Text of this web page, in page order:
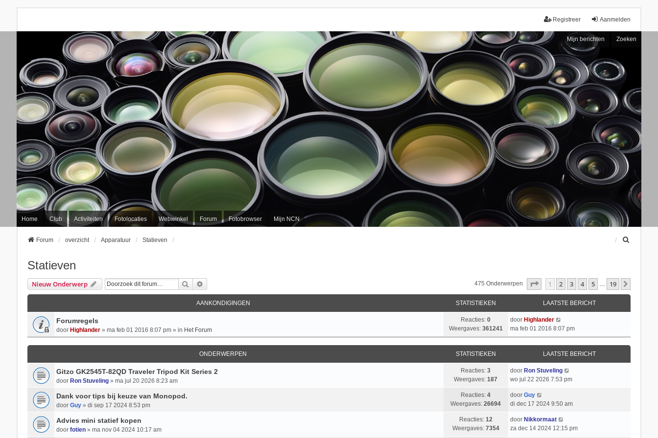
Aanmelden
Registreer
Mijn berichten Zoeken
Home Club Activiteiten Fotolocaties Webwinkel Forum Fotobrowser Mijn NCN
Forum overzicht Apparatuur Statieven
Statieven
Nieuw Onderwerp Zoek 475 Onderwerpen Pagina1 Van 19
1 2 3 4 5 … 19
AANKONDIGINGEN STATISTIEKEN LAATSTE BERICHT
Forumregels
door Highlander» ma feb 01 2016 8:07 pm » in Het Forum
Reacties:0
Weergaves: 361241
door Highlander
ma feb 01 2016 8:07 pm
ONDERWERPEN STATISTIEKEN LAATSTE BERICHT
Gitzo GK2545T-82QD Traveler Tripod Kit Series 2
door Ron Stuveling» ma jul 20 2026 8:23 am
Reacties:3
Weergaves:187
door Ron Stuveling
wo jul 22 2026 7:53 pm
Dank voor tips bij keuze van Monopod.
door Guy» di sep 17 2024 8:53 pm
Reacties:4
Weergaves:26694
door Guy
di dec 17 2024 9:50 am
Advies mini statief kopen
door fotien» ma nov 04 2024 10:17 am
Reacties: 12
Weergaves: 7354
door Nikkormaat
za dec 14 2024 12:15 pm